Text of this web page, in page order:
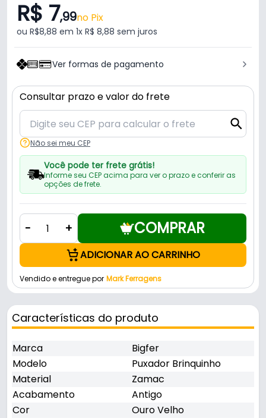
R$ 7,99no Pix
ou R$8,88 em 1x R$ 8,88 sem juros
Ver formas de pagamento
Consultar prazo e valor do frete
Não sei meu CEP
Você pode ter frete grátis!
Informe seu CEP acima para ver o prazo e conferir as
opções de frete.
- + COMPRAR
ADICIONAR AO CARRINHO
Vendido e entregue por Mark Ferragens
Características do produto
Marca
Bigfer
Modelo
Puxador Brinquinho
Material
Zamac
Acabamento
Antigo
Cor
Ouro Velho